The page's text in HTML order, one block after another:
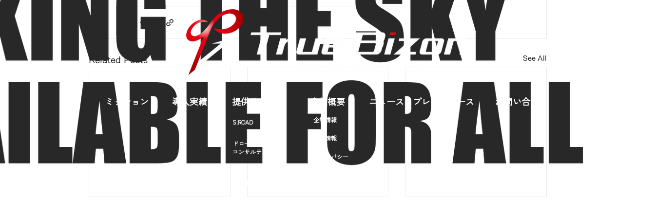
Related Posts See All
ミッション 導入実績 提供サービス 会社概要 ニュース・プレスリリース お問い合わせ
S:ROAD
ドローンビジネス
コンサルティング
企業情報
採用情報
プライバシー